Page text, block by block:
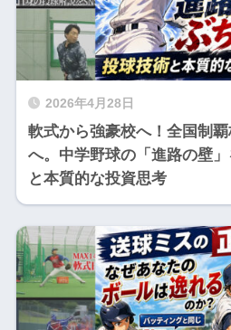
2026年4月28日
軟式から強豪校へ！全国制
へ。中学野球の「進路の壁
と本質的な投資思考